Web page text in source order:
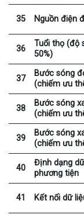
35 Nguồn điện
36
Tuổi thọ (độ
50%)
37
Bước sóng
(chiếm ưu
38
Bước sóng
(chiếm ưu
39
Bước sóng
(chiếm ưu
40
Định dạng
phương tiện
41 Kết nối dữ